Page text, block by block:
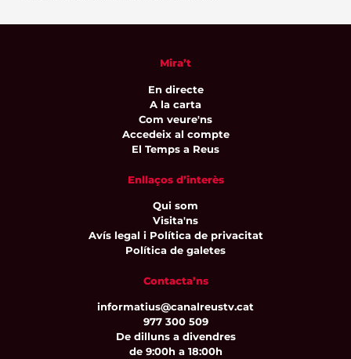
Mira’t
En directe
A la carta
Com veure'ns
Accedeix al compte
El Temps a Reus
Enllaços d’interès
Qui som
Visita'ns
Avís legal i Política de privacitat
Política de galetes
Contacta’ns
informatius@canalreustv.cat
977 300 509
De dilluns a divendres
de 9:00h a 18:00h